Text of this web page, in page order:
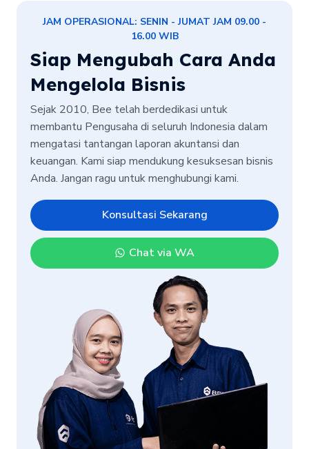
JAM OPERASIONAL: SENIN - JUMAT JAM 09.00 -
16.00 WIB
Siap Mengubah Cara Anda
Mengelola Bisnis
Sejak 2010, Bee telah berdedikasi untuk
membantu Pengusaha di seluruh Indonesia dalam
mengatasi tantangan laporan akuntansi dan
keuangan. Kami siap mendukung kesuksesan bisnis
Anda. Jangan ragu untuk menghubungi kami.
Konsultasi Sekarang
Chat via WA